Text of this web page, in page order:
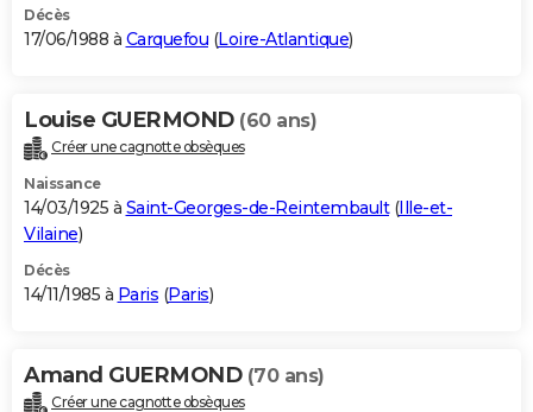
Décès
17/06/1988 à Carquefou (Loire-Atlantique)
Louise GUERMOND (60 ans)
Créer une cagnotte obsèques
Naissance
14/03/1925 à Saint-Georges-de-Reintembault(Ille-et-
Vilaine)
Décès
14/11/1985 à Paris (Paris)
Amand GUERMOND (70 ans)
Créer une cagnotte obsèques